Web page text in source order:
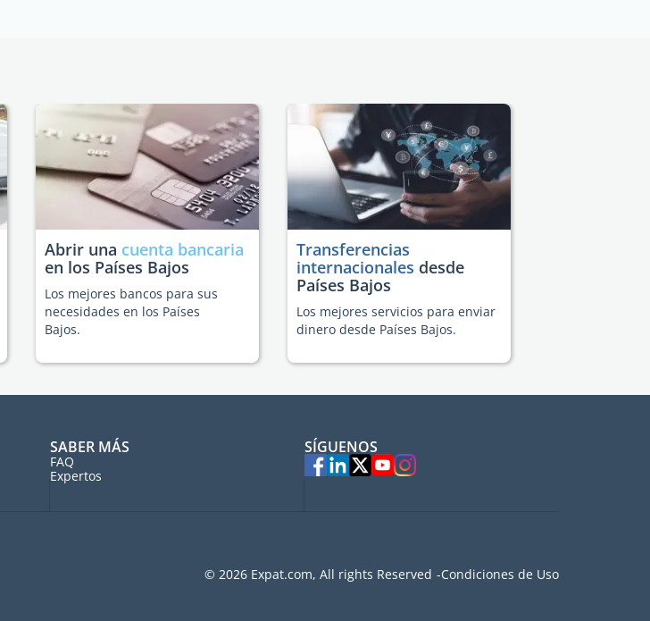
Abrir una cuenta bancaria
en los Países Bajos
Los mejores bancos para sus
necesidades en los Países
Bajos.
Transferencias
internacionales desde
Países Bajos
Los mejores servicios para enviar
dinero desde Países Bajos.
SABER MÁS
FAQ
Expertos
SÍGUENOS
© 2026 Expat.com, All rights Reserved Condiciones de Uso